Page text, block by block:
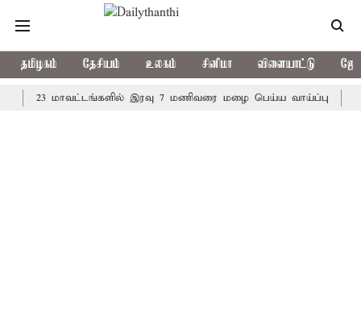
தமிழகம் தேசியம் உலகம் சினிமா விளையாட்டு
மாவட்டங்களில் இரவு 7 மணிவரை மழை பெய்ய வாய்ப்பு கொரிய